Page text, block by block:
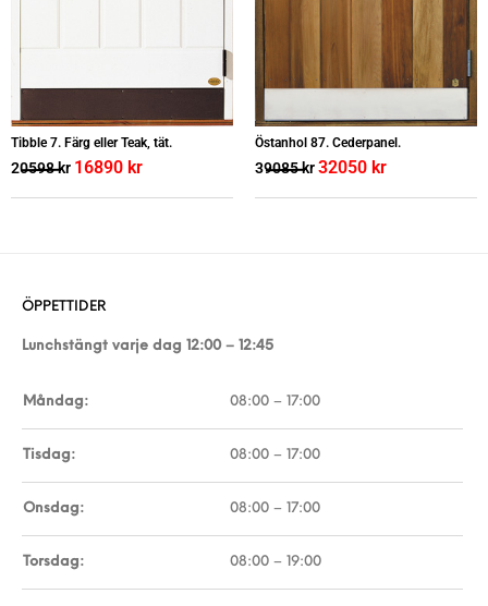
Tibble 7. Färg eller Teak, tät.
20598kr 16890 kr
Östanhol 87. Cederpanel.
39085kr32050 kr
ÖPPETTIDER
Lunchstängt varje dag 12:00 – 12:45
Måndag: 08:00 – 17:00
Tisdag: 08:00 – 17:00
Onsdag: 08:00 – 17:00
Torsdag: 08:00 – 19:00